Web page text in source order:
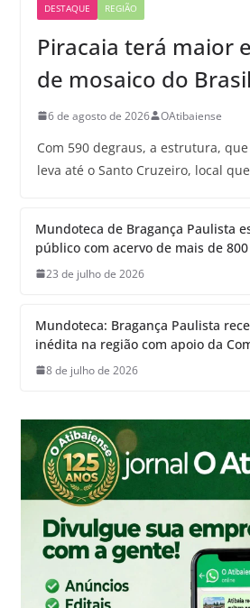
DESTAQUE REGIÃO
Piracaia terá maior
de mosaico do Brasil
6 de agosto de 2026 OAtibaiense
Com 590 degraus, a estrutura,
leva até o Santo Cruzeiro, local
Mundoteca de Bragança Paulista
público com acervo de mais de
23 de julho de 2026
Mundoteca: Bragança Paulista
inédita na região com apoio da
8 de julho de 2026